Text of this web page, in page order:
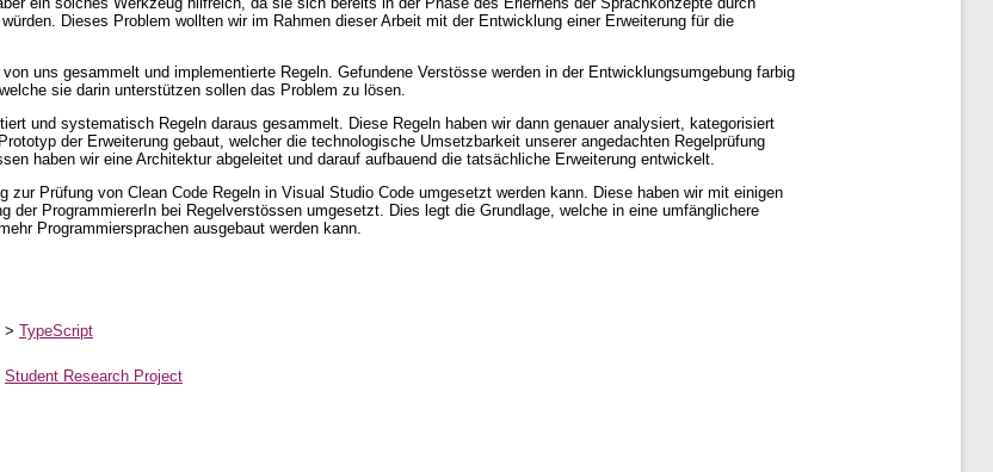
Dieses Problem wollten wir im Rahmen dieser Arbeit mit der Entwicklung einer Erweiterung für die
uns gesammelt und implementierte Regeln. Gefundene Verstösse werden in der Entwicklungsumgebung farbig
sie darin unterstützen sollen das Problem zu lösen.
und systematisch Regeln daraus gesammelt. Diese Regeln haben wir dann genauer analysiert, kategorisiert
der Erweiterung gebaut, welcher die technologische Umsetzbarkeit unserer angedachten Regelprüfung
haben wir eine Architektur abgeleitet und darauf aufbauend die tatsächliche Erweiterung entwickelt.
zur Prüfung von Clean Code Regeln in Visual Studio Code umgesetzt werden kann. Diese haben wir mit einigen
der ProgrammiererIn bei Regelverstössen umgesetzt. Dies legt die Grundlage, welche in eine umfänglichere
Programmiersprachen ausgebaut werden kann.
> TypeScript
Student Research Project